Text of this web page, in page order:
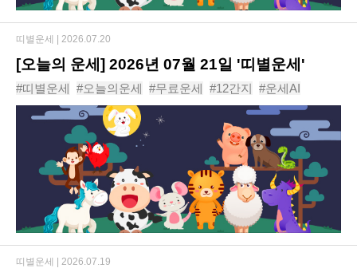
[오늘의 운세] 2026년 07월 21일 '띠별운세'
#띠별운세 #오늘의운세 #무료운세 #12간지 #운세AI
#동물운세 #운세 #신년운세 #사주 #년도운세
띠별운세 | 2026.07.20
띠별운세 | 2026.07.19